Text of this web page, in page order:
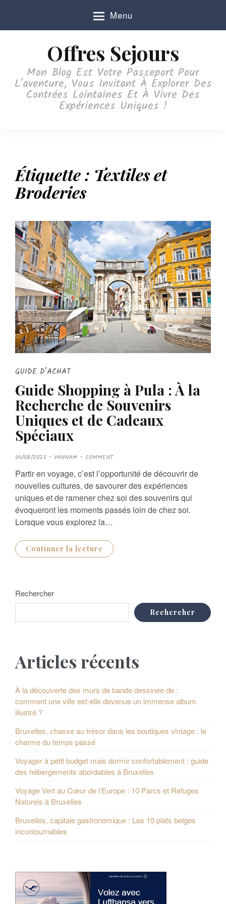
Menu
Offres Sejours
Mon Blog Est Votre Passeport Pour
L'aventure, Vous Invitant À Explorer Des
Contrées Lointaines Et À Vivre Des
Expériences Uniques !
Étiquette : Textiles et
Broderies
GUIDE D’ACHAT
Guide Shopping à Pula : À la
Recherche de Souvenirs
Uniques et de Cadeaux
Spéciaux
P
O
T
E
D
O
N
04/08/2023 VANNAM COMMENT
Partir en voyage, c’est l’opportunité de découvrir de
nouvelles cultures, de savourer des expériences
uniques et de ramener chez soi des souvenirs qui
évoqueront les moments passés loin de chez soi.
Lorsque vous explorez la…
Continuer la lecture
Rechercher
Rechercher
Articles récents
À la découverte des murs de bande dessinée de :
comment une ville est-elle devenue un immense album
illustré ?
Bruxelles, chasse au trésor dans les boutiques vintage : le
charme du temps passé
Voyager à petit budget mais dormir confortablement : guide
des hébergements abordables à Bruxelles
Voyage Vert au Cœur de l’Europe : 10 Parcs et Refuges
Naturels à Bruxelles
Bruxelles, capitale gastronomique : Les 10 plats belges
incontournables